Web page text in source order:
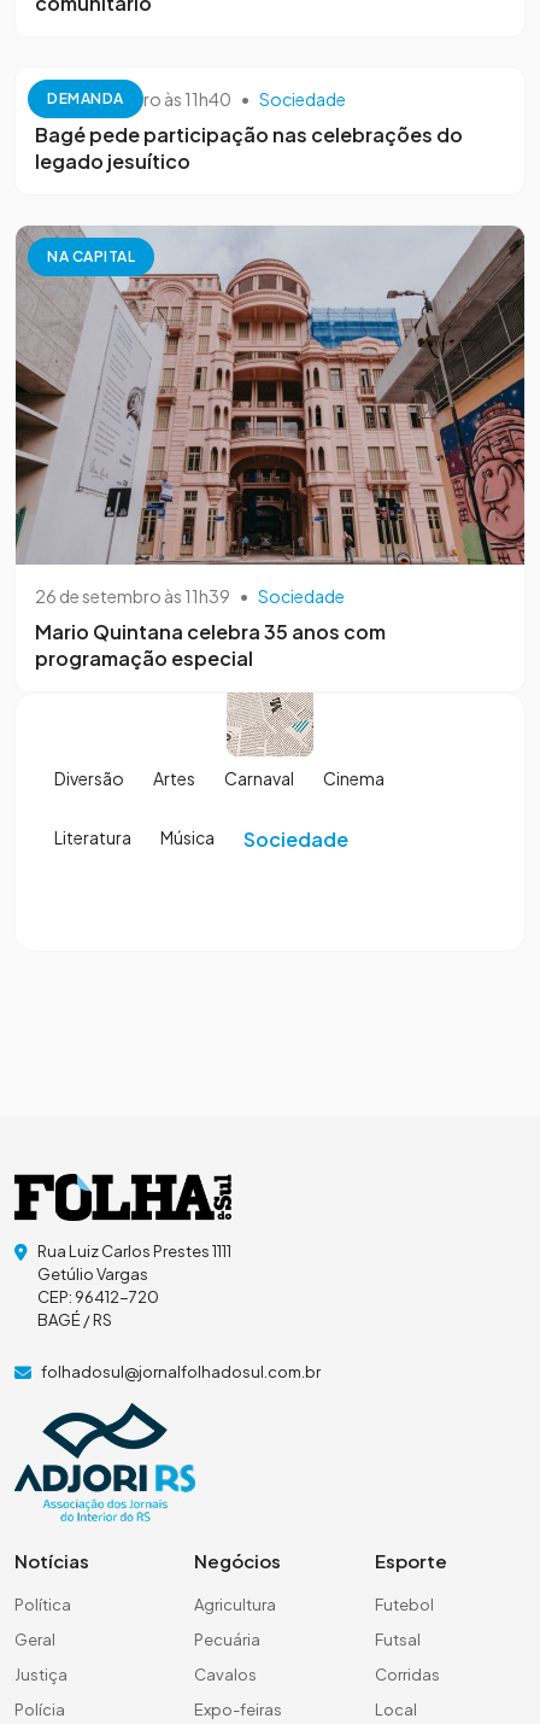
DEMANDA
26 de setembro às 11h40 • Sociedade
Bagé pede participação nas celebrações do
legado jesuítico
NA CAPITAL
26 de setembro às 11h39 • Sociedade
Mario Quintana celebra 35 anos com
programação especial
Diversão Artes Carnaval Cinema
Literatura Música Sociedade
Rua Luiz Carlos Prestes 1111
Getúlio Vargas
CEP: 96412-720
BAGÉ / RS
folhadosul@jornalfolhadosul.com.br
Notícias
Política
Geral
Justiça
Polícia
Negócios
Agricultura
Pecuária
Cavalos
Expo-feiras
Esporte
Futebol
Futsal
Corridas
Local